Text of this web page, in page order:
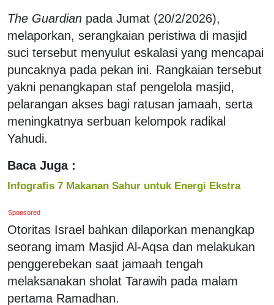
The Guardian pada Jumat (20/2/2026),
melaporkan, serangkaian peristiwa di masjid
suci tersebut menyulut eskalasi yang mencapai
puncaknya pada pekan ini. Rangkaian tersebut
yakni penangkapan staf pengelola masjid,
pelarangan akses bagi ratusan jamaah, serta
meningkatnya serbuan kelompok radikal
Yahudi.
Baca Juga :
Infografis 7 Makanan Sahur untuk Energi Ekstra
Sponsored
Otoritas Israel bahkan dilaporkan menangkap
seorang imam Masjid Al-Aqsa dan melakukan
penggerebekan saat jamaah tengah
melaksanakan sholat Tarawih pada malam
pertama Ramadhan.